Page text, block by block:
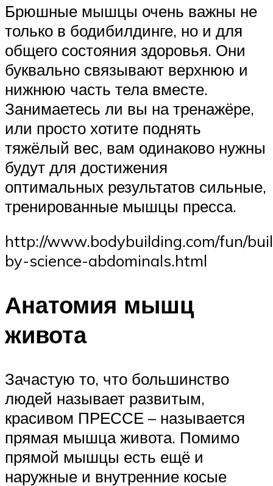
Брюшные мышцы очень важны не
только в бодибилдинге, но и для
общего состояния здоровья. Они
буквально связывают верхнюю и
нижнюю часть тела вместе.
Занимаетесь ли вы на тренажёре,
или просто хотите поднять
тяжёлый вес, вам одинаково нужны
будут для достижения
оптимальных результатов сильные,
тренированные мышцы пресса.
http://www.bodybuilding.com/fun/
by-science-abdominals.html
Анатомия мышц
живота
Зачастую то, что большинство
людей называет развитым,
красивом ПРЕССЕ – называется
прямая мышца живота. Помимо
прямой мышцы есть ещё и
наружные и внутренние косые